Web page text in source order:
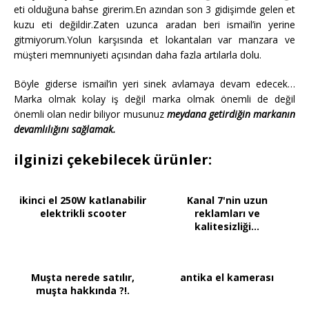
eti olduğuna bahse girerim.En azından son 3 gidişimde gelen et
kuzu eti değildir.Zaten uzunca aradan beri ismail’in yerine
gitmiyorum.Yolun karşısında et lokantaları var manzara ve
müşteri memnuniyeti açısından daha fazla artılarla dolu.
Böyle giderse ismail’in yeri sinek avlamaya devam edecek…
Marka olmak kolay iş değil marka olmak önemli de değil
önemli olan nedir biliyor musunuz meydana getirdiğin markanın
devamlılığını sağlamak.
ilginizi çekebilecek ürünler:
ikinci el 250W katlanabilir
elektrikli scooter
Kanal 7'nin uzun
reklamları ve
kalitesizliği...
Muşta nerede satılır,
muşta hakkında ?!.
antika el kamerası